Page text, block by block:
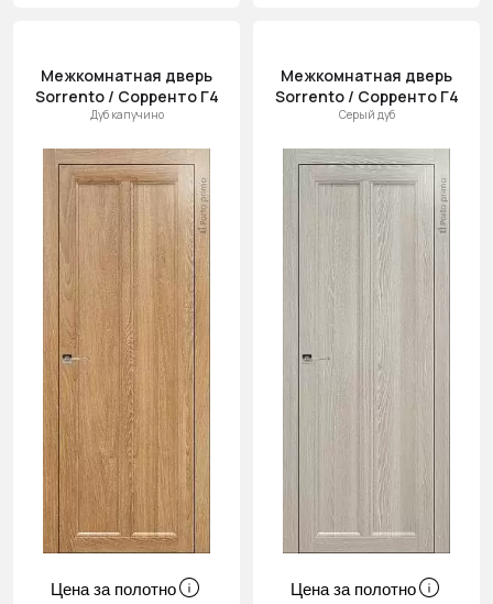
Межкомнатная дверь
Sorrento / Сорренто Г4
Дуб капучино
Цена за полотно
Межкомнатная дверь
Sorrento / Сорренто Г4
Серый дуб
Цена за полотно